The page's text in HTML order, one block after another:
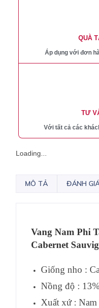
QUÀ
Áp dụng với đơn
TƯ
Với tất cả các
Loading...
MÔ TẢ ĐÁNH
Vang Nam Phi
Cabernet
Giống nho :
Nồng độ :
Xuất xứ : Nam